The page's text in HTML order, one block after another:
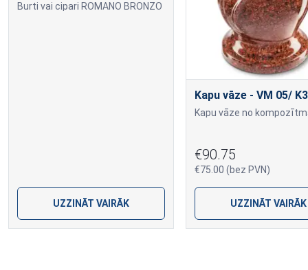
Burti vai cipari ROMANO BRONZO
UZZINĀT VAIRĀK
Kapu vāze - VM 05/ K3
€90.75
€75.00 (bez PVN)
UZZINĀT VAIRĀK